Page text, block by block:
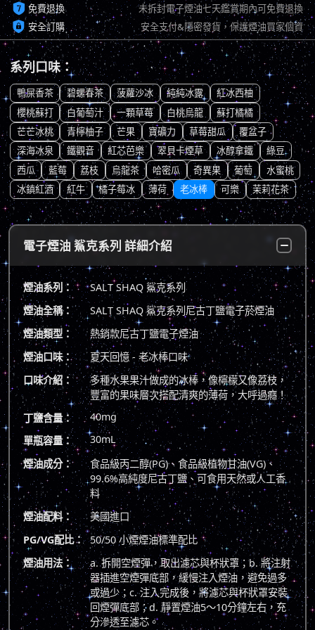
 免費退換 未拆封電子煙油七天鑑賞期內可免費退換
 安全訂購 安全支付&隱密發貨，保護煙油買家個資
系列口味：
鴨屎香茶 碧螺春茶 菠蘿沙冰 純純冰露
紅冰西柚
櫻桃蘇打
白葡萄汁 一顆草莓 白桃烏龍
蘇打橘橘
芒芒冰桃
青檸柚子 芒果 寶礦力 草莓甜瓜
覆盆子
深海冰泉
鐵觀音 紅芯芭樂 翠貝卡煙草 冰醇拿鐵
綠豆
西瓜
藍莓 荔枝 烏龍茶 哈密瓜 奇異果 葡萄
水蜜桃
冰鎮紅酒
紅牛 橘子莓冰 薄荷 老冰棒 可樂 茉莉花茶
電子煙油 鯊克系列 詳細介紹
煙油系列：
SALT SHAQ 鯊克系列
煙油全稱：
SALT SHAQ 鯊克系列尼古丁鹽電子菸煙油
煙油類型：
熱銷款尼古丁鹽電子煙油
煙油口味：
夏天回憶 - 老冰棒口味
口味介紹：
多種水果果汁做成的冰棒，像檸檬又像荔枝，
豐富的果味層次搭配清爽的薄荷，大呼過癮！
丁鹽含量：
40mg
單瓶容量：
30mL
煙油成分：
食品級丙二醇(PG)、食品級植物甘油(VG)、
99.6%高純度尼古丁鹽、可食用天然或人工香
料
煙油配料：
美國進口
PG/VG配比： 50/50 小煙煙油標準配比
煙油用法：
a. 拆開空煙彈，取出濾芯與杯狀罩；b. 將注射
器插進空煙彈底部，緩慢注入煙油，避免過多
或過少；c. 注入完成後，將濾芯與杯狀罩安裝
回煙彈底部；d. 靜置煙油5～10分鐘左右，充
分滲透至濾芯。